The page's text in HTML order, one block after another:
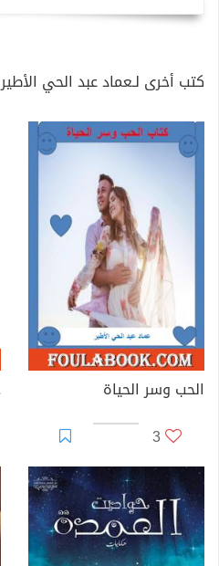
كتب أخرى لـعماد عبد الحي الأطير
الحب وسر الحياة
3